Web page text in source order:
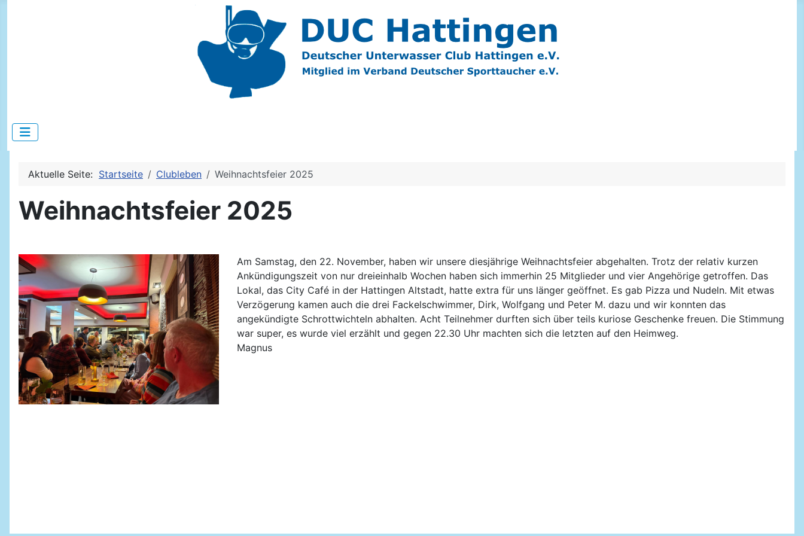
Aktuelle Seite: Startseite Clubleben Weihnachtsfeier 2025
Weihnachtsfeier 2025
Am Samstag, den 22. November, haben wir unsere diesjährige Weihnachtsfeier abgehalten. Trotz der relativ kurzen
Ankündigungszeit von nur dreieinhalb Wochen haben sich immerhin 25 Mitglieder und vier Angehörige getroffen. Das
Lokal, das City Café in der Hattingen Altstadt, hatte extra für uns länger geöffnet. Es gab Pizza und Nudeln. Mit etwas
Verzögerung kamen auch die drei Fackelschwimmer, Dirk, Wolfgang und Peter M. dazu und wir konnten das
angekündigte Schrottwichteln abhalten. Acht Teilnehmer durften sich über teils kuriose Geschenke freuen. Die Stimmung
war super, es wurde viel erzählt und gegen 22.30 Uhr machten sich die letzten auf den Heimweg.
Magnus